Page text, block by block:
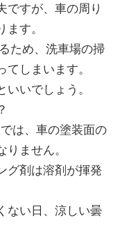
ですが、車の周り
す。
ため、洗車場の掃
しまいます。
いでしょう。
は、車の塗装面の
ません。
グ剤は溶剤が揮発
ない日、涼しい曇